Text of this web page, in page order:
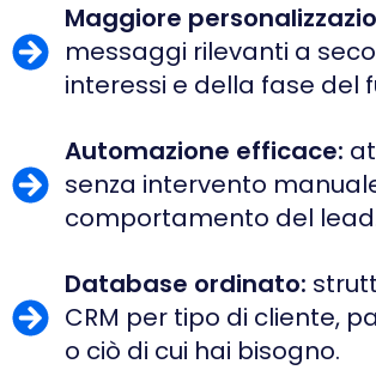
Maggiore
messaggi rilevanti a
interessi e della fase del
Automazione efficace:
senza intervento
comportamento del
Database ordinato:
CRM per tipo di cliente,
o ciò di cui hai bisogno.